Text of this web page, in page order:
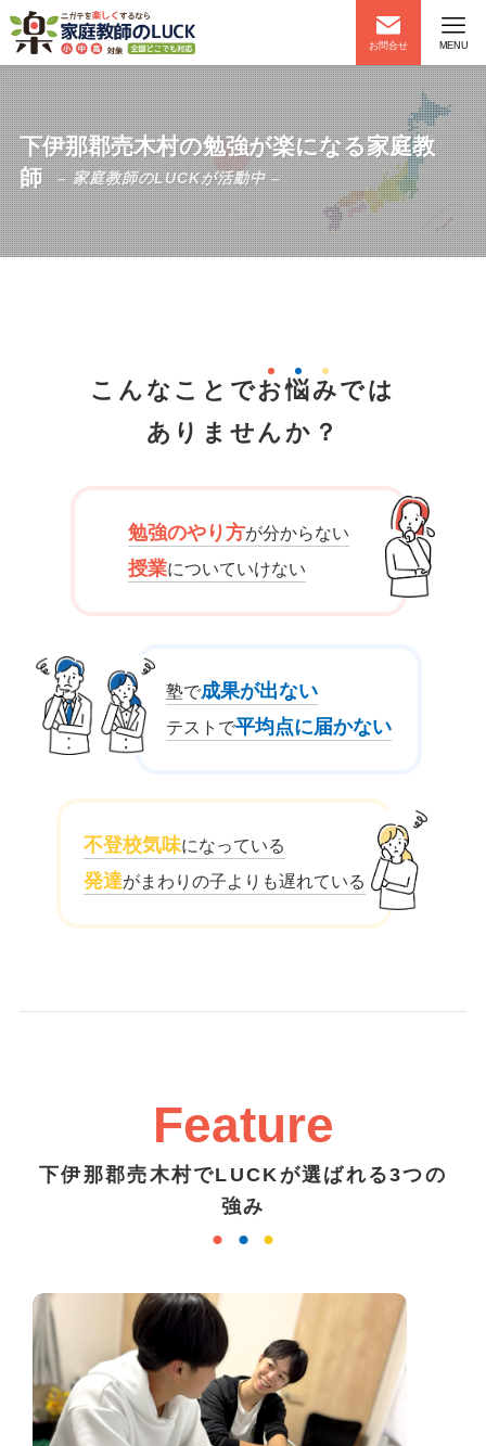
お問合せ MENU
下伊那郡売木村の勉強が楽になる家庭教
師
– 家庭教師のLUCKが活動中 –
こんなことでお悩みでは
ありませんか？
勉強のやり方が分からない
授業についていけない
塾で成果が出ない
テストで平均点に届かない
不登校気味になっている
発達がまわりの子よりも遅れている
Feature
下伊那郡売木村でLUCKが選ばれる3つの
強み